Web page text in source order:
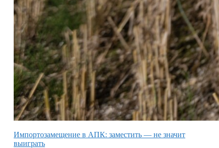
Импортозамещение в АПК: заместить — не значит
выиграть